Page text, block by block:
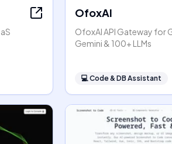
OfoxAI
OfoxAI API Gateway for
Gemini & 100+ LLMs
💻Code & DB Assistant